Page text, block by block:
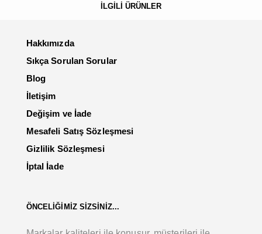
İLGİLİ ÜRÜNLER
Hakkımızda
Sıkça Sorulan Sorular
Blog
İletişim
Değişim ve İade
Mesafeli Satış Sözleşmesi
Gizlilik Sözleşmesi
İptal İade
ÖNCELİĞİMİZ SİZSİNİZ...